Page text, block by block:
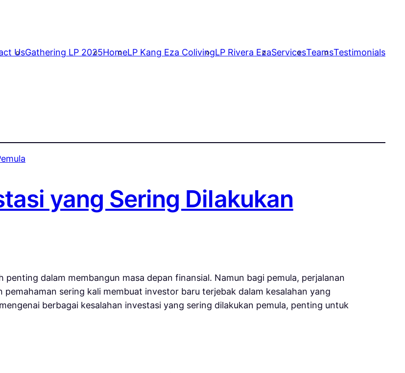
UsGathering LP 2025HomeLP Kang Eza ColivingLP Rivera EzaServicesTeamsTestimonials
yang Sering Dilakukan
penting dalam membangun masa depan finansial. Namun bagi pemula, perjalanan
pemahaman sering kali membuat investor baru terjebak dalam kesalahan yang
berbagai kesalahan investasi yang sering dilakukan pemula, penting untuk